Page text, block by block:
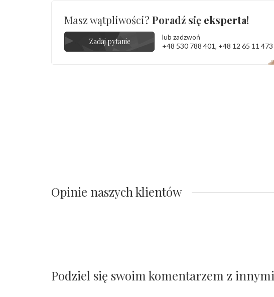
Masz wątpliwości? Poradź się eksperta!
Zadaj pytanie
lub zadzwoń
+48 530 788 401, +48 12 65 11 473
Opinie naszych klientów
Podziel się swoim komentarzem z innymi